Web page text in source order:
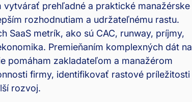
vytvárať prehľadné a praktické manažérske
rozhodnutiam a udržateľnému rastu.
SaaS metrík, ako sú CAC, runway, príjmy,
Premieňaním komplexných dát na
pomáham zakladateľom a manažérom
firmy, identifikovať rastové príležitosti
rozvoj.